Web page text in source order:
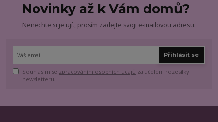
Novinky až k Vám domů?
Nenechte si je ujít, prosím zadejte svoji e-mailovou adresu.
Přihlásit se
Souhlasím se zpracováním osobních údajů za účelem rozesílky
newsletteru.